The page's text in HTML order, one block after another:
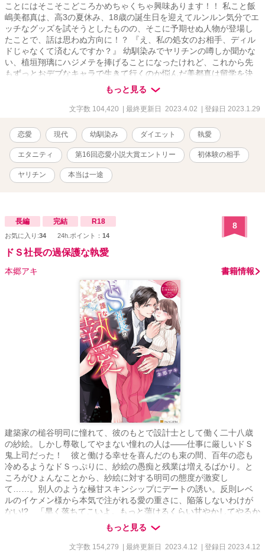
ことにはそこそこどころかめちゃくちゃ興味あります！！ 私こと飯
嶋美都真は、高3の夏休み、18歳の誕生日を迎えてルンルン気分でエ
ッチなグッズを試そうとしたものの、そこに予期せぬ人物が登場し
たことで、話は思わぬ方向に！？ 『え、私の処女のお相手、ディル
ドじゃなくて済むんですか？』 幼馴染みでヤリチンの噂しか聞かな
い、植垣翔璃にハジメテを捧げることになったけれど、これから先
もずっとおデブなキャラで生きて行くのか悩んだ美都真は留学を決
意。 ダイエットしてみせます！！もっと見る
文字数 104,420 | 最終更新日 2023.4.02 | 登録日 2023.1.29
恋愛 現代 幼馴染み ダイエット 執愛
エタニティ 第16回恋愛小説大賞エントリー 初体験の相手
ヤリチン 本当は一途
長編 完結 R18
お気に入り:34 24h.ポイント： 14
8
ドＳ社長の過保護な執愛
本郷アキ 書籍情報
建築家の槌谷明司に憧れて、彼のもとで設計士として働く二十八歳
の紗絵。しかし尊敬してやまない憧れの人は――仕事に厳しいドＳ
鬼上司だった！ 彼と働ける幸せを喜んだのも束の間、百年の恋も
冷めるようなドＳっぷりに、紗絵の愚痴と残業は増えるばかり。と
ころがひょんなことから、紗絵に対する明司の態度が激変し
て……。別人のような極甘スキンシップにデートの誘い。反則レベ
ルのイケメン様から本気で注がれる愛の重さに、陥落しないわけが
ない!? 「早く落ちてこいよ。もっと蕩けるくらい甘やかしてやるか
ら」プライベートは完全独占！ 限度を知らない極甘ド執着ラブ!!
もっと見る
文字数 154,279 | 最終更新日 2023.4.12 | 登録日 2023.4.12